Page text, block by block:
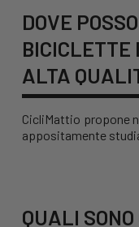
DOVE
BICICLETTE
ALTA
CicliMattio propone
appositamente
QUALI